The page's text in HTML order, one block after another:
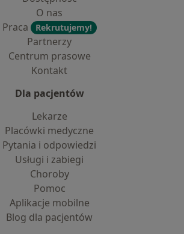
O nas
Praca
Rekrutujemy!
Partnerzy
Centrum prasowe
Kontakt
Dla pacjentów
Lekarze
Placówki medyczne
Pytania i odpowiedzi
Usługi i zabiegi
Choroby
Pomoc
Aplikacje mobilne
Blog dla pacjentów